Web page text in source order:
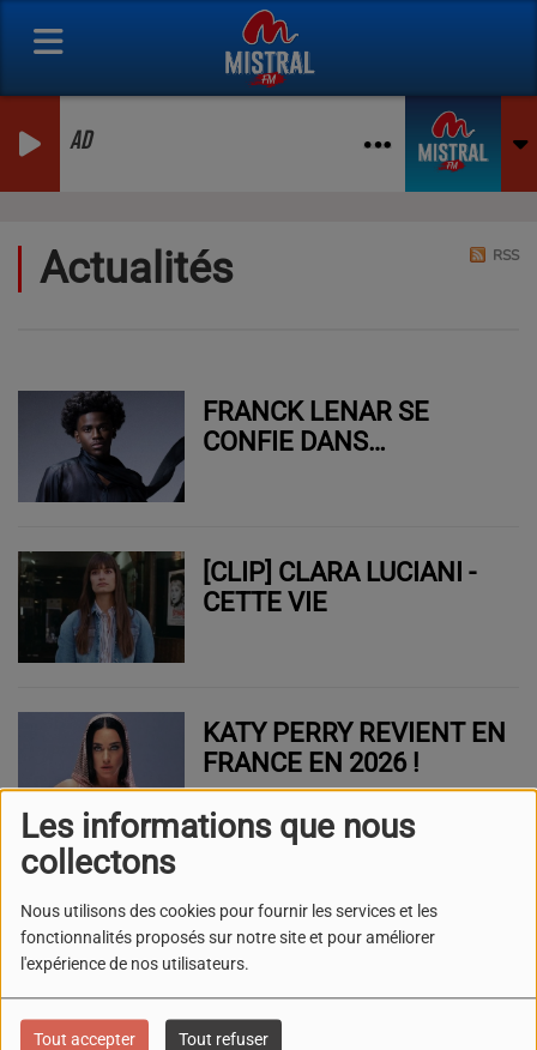
Les informations que nous
collectons
Nous utilisons des cookies pour fournir les services et les
fonctionnalités proposés sur notre site et pour améliorer
l'expérience de nos utilisateurs.
Tout accepter Tout refuser
AD
Actualités RSS
FRANCK LENAR SE
CONFIE DANS
[CLIP] CLARA LUCIANI -
CETTE VIE
KATY PERRY REVIENT EN
FRANCE EN 2026 !
EN PACA (17, 18 & 19
OCTOBRE 2025)